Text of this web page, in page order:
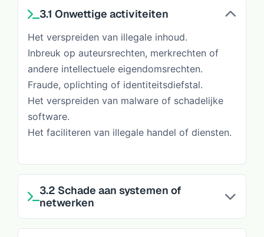
3.1 Onwettige activiteiten
Het verspreiden van illegale inhoud.
Inbreuk op auteursrechten, merkrechten of
andere intellectuele eigendomsrechten.
Fraude, oplichting of identiteitsdiefstal.
Het verspreiden van malware of schadelijke
software.
Het faciliteren van illegale handel of diensten.
3.2 Schade aan systemen of
netwerken